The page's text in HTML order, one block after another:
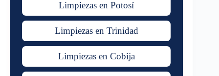
Limpiezas en Potosí
Limpiezas en Trinidad
Limpiezas en Cobija